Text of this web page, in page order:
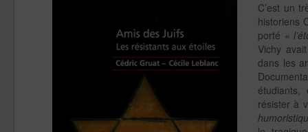
C’est un
historiens
porté «
Vichy
dans les
résister à